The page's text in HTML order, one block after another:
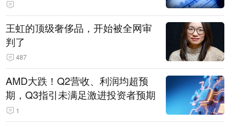
王虹的顶级奢侈品，开始被全网审
判了
487
AMD大跌！Q2营收、利润均超预
期，Q3指引未满足激进投资者预期
1